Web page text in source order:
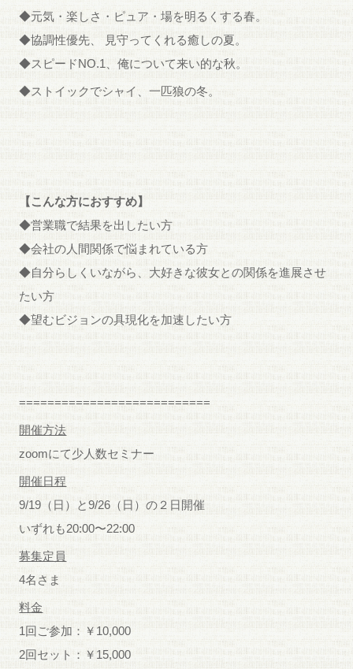
◆元気・楽しさ・ピュア・場を明るくする春。
◆協調性優先、 見守ってくれる癒しの夏。
◆スピードNO.1、俺について来い的な秋。
◆ストイックでシャイ、一匹狼の冬。
【こんな方におすすめ】
◆営業職で結果を出したい方
◆会社の人間関係で悩まれている方
◆自分らしくいながら、大好きな彼女との関係を進展させ
たい方
◆望むビジョンの具現化を加速したい方
===========================
開催方法
zoomにて少人数セミナー
開催日程
9/19（日）と9/26（日）の２日開催
いずれも20:00〜22:00
募集定員
4名さま
料金
1回ご参加：￥10,000
2回セット：￥15,000